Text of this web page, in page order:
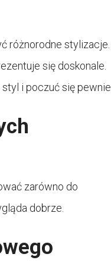
różnorodne stylizacje.
się doskonale.
i poczuć się pewnie.
zarówno do
dobrze.